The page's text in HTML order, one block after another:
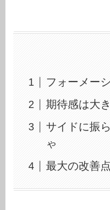
フォーメー
期待感は大
サイドに振
ゃ
最大の改善